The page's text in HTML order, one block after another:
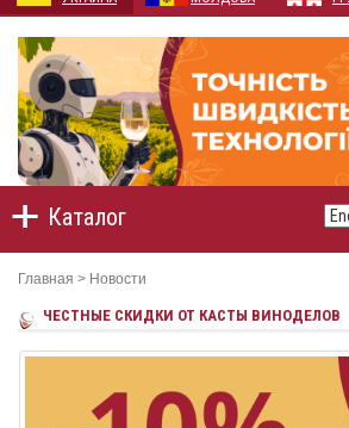
Каталог
Главная > Новости
ЧЕСТНЫЕ СКИДКИ ОТ КАСТЫ ВИНОДЕЛОВ